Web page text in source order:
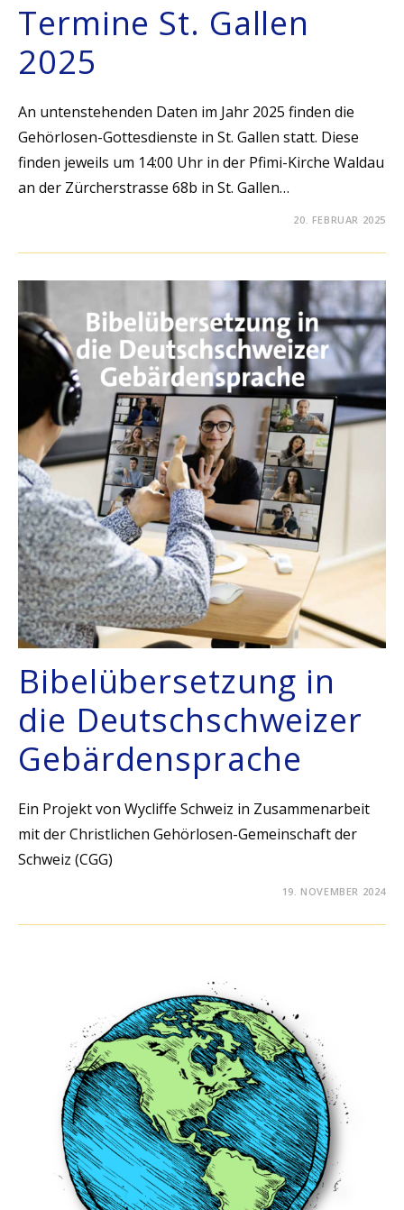
Termine St. Gallen
2025
An untenstehenden Daten im Jahr 2025 finden die
Gehörlosen-Gottesdienste in St. Gallen statt. Diese
finden jeweils um 14:00 Uhr in der Pfimi-Kirche Waldau
an der Zürcherstrasse 68b in St. Gallen…
20. FEBRUAR 2025
Bibelübersetzung in
die Deutschschweizer
Gebärdensprache
Ein Projekt von Wycliffe Schweiz in Zusammenarbeit
mit der Christlichen Gehörlosen-Gemeinschaft der
Schweiz (CGG)
19. NOVEMBER 2024